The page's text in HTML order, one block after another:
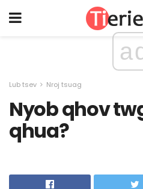
Lub tsev Nroj tsuag
Nyob qhov
qhua?